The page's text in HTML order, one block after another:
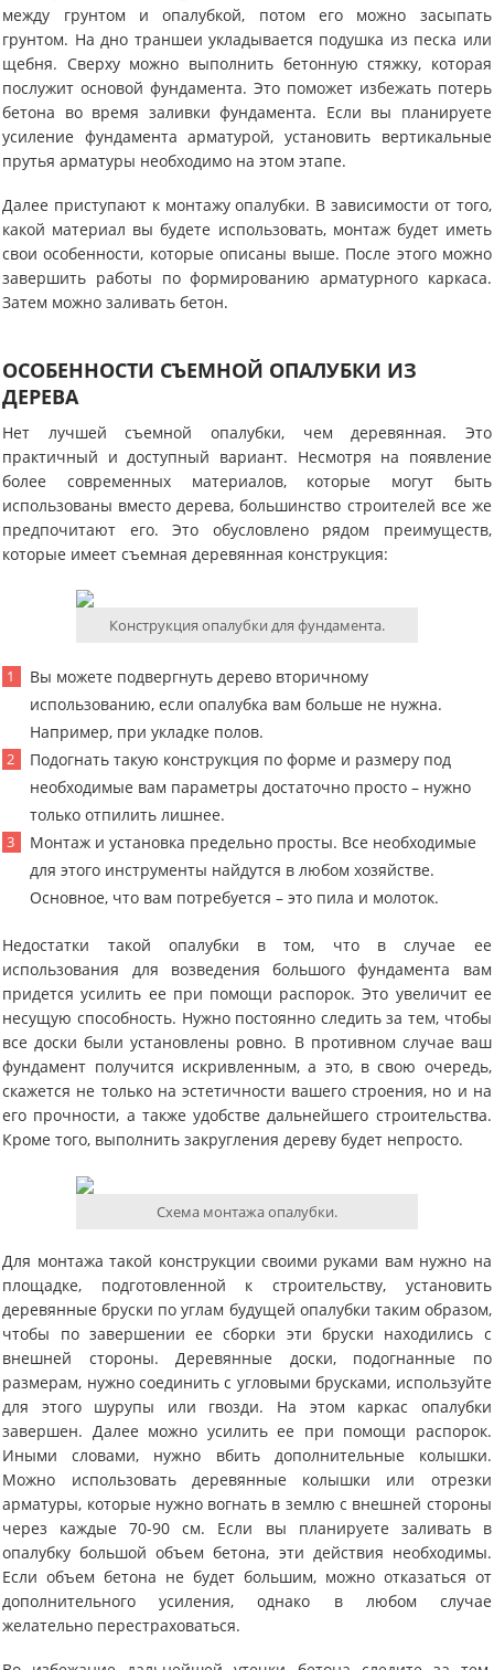
между грунтом и опалубкой, потом его можно засыпать
грунтом. На дно траншеи укладывается подушка из песка или
щебня. Сверху можно выполнить бетонную стяжку, которая
послужит основой фундамента. Это поможет избежать потерь
бетона во время заливки фундамента. Если вы планируете
усиление фундамента арматурой, установить вертикальные
прутья арматуры необходимо на этом этапе.
Далее приступают к монтажу опалубки. В зависимости от того,
какой материал вы будете использовать, монтаж будет иметь
свои особенности, которые описаны выше. После этого можно
завершить работы по формированию арматурного каркаса.
Затем можно заливать бетон.
ОСОБЕННОСТИ СЪЕМНОЙ ОПАЛУБКИ ИЗ
ДЕРЕВА
Нет лучшей съемной опалубки, чем деревянная. Это
практичный и доступный вариант. Несмотря на появление
более современных материалов, которые могут быть
использованы вместо дерева, большинство строителей все же
предпочитают его. Это обусловлено рядом преимуществ,
которые имеет съемная деревянная конструкция:
Конструкция опалубки для фундамента.
Вы можете подвергнуть дерево вторичному
использованию, если опалубка вам больше не нужна.
Например, при укладке полов.
Подогнать такую конструкция по форме и размеру под
необходимые вам параметры достаточно просто – нужно
только отпилить лишнее.
Монтаж и установка предельно просты. Все необходимые
для этого инструменты найдутся в любом хозяйстве.
Основное, что вам потребуется – это пила и молоток.
Недостатки такой опалубки в том, что в случае ее
использования для возведения большого фундамента вам
придется усилить ее при помощи распорок. Это увеличит ее
несущую способность. Нужно постоянно следить за тем, чтобы
все доски были установлены ровно. В противном случае ваш
фундамент получится искривленным, а это, в свою очередь,
скажется не только на эстетичности вашего строения, но и на
его прочности, а также удобстве дальнейшего строительства.
Кроме того, выполнить закругления дереву будет непросто.
Схема монтажа опалубки.
Для монтажа такой конструкции своими руками вам нужно на
площадке, подготовленной к строительству, установить
деревянные бруски по углам будущей опалубки таким образом,
чтобы по завершении ее сборки эти бруски находились с
внешней стороны. Деревянные доски, подогнанные по
размерам, нужно соединить с угловыми брусками, используйте
для этого шурупы или гвозди. На этом каркас опалубки
завершен. Далее можно усилить ее при помощи распорок.
Иными словами, нужно вбить дополнительные колышки.
Можно использовать деревянные колышки или отрезки
арматуры, которые нужно вогнать в землю с внешней стороны
через каждые 70-90 см. Если вы планируете заливать в
опалубку большой объем бетона, эти действия необходимы.
Если объем бетона не будет большим, можно отказаться от
дополнительного усиления, однако в любом случае
желательно перестраховаться.